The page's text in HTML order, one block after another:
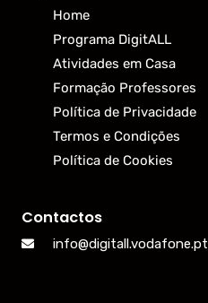
Home
Programa DigitALL
Atividades em Casa
Formação Professores
Política de Privacidade
Termos e Condições
Política de Cookies
Contactos
info@digitall.vodafone.pt